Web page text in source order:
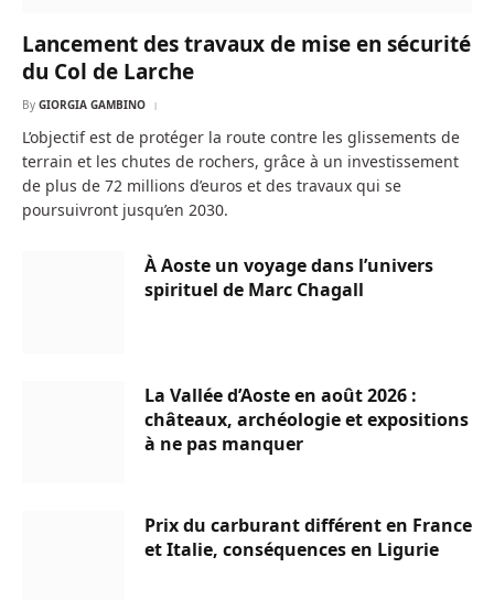
Lancement des travaux de mise en sécurité
du Col de Larche
By GIORGIA GAMBINO
L’objectif est de protéger la route contre les glissements de
terrain et les chutes de rochers, grâce à un investissement
de plus de 72 millions d’euros et des travaux qui se
poursuivront jusqu’en 2030.
À Aoste un voyage dans l’univers
spirituel de Marc Chagall
La Vallée d’Aoste en août 2026 :
châteaux, archéologie et expositions
à ne pas manquer
Prix du carburant différent en France
et Italie, conséquences en Ligurie